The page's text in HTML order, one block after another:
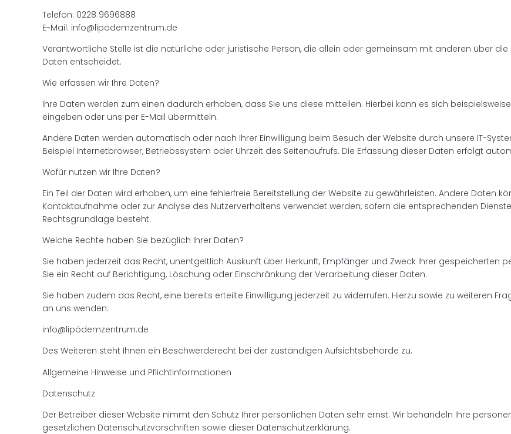
Telefon: 0228 9696888
E-Mail: info@lipödemzentrum.de
Verantwortliche Stelle ist die natürliche oder juristische Person, die allein oder gemeinsam mit anderen über
Daten entscheidet.
Wie erfassen wir Ihre Daten?
Ihre Daten werden zum einen dadurch erhoben, dass Sie uns diese mitteilen. Hierbei kann es sich
eingeben oder uns per E-Mail übermitteln.
Andere Daten werden automatisch oder nach Ihrer Einwilligung beim Besuch der Website durch unsere IT-
Beispiel Internetbrowser, Betriebssystem oder Uhrzeit des Seitenaufrufs. Die Erfassung dieser Daten erfolgt
Wofür nutzen wir Ihre Daten?
Ein Teil der Daten wird erhoben, um eine fehlerfreie Bereitstellung der Website zu gewährleisten. Andere Daten
Kontaktaufnahme oder zur Analyse des Nutzerverhaltens verwendet werden, sofern die entsprechenden
Rechtsgrundlage besteht.
Welche Rechte haben Sie bezüglich Ihrer Daten?
Sie haben jederzeit das Recht, unentgeltlich Auskunft über Herkunft, Empfänger und Zweck Ihrer
Sie ein Recht auf Berichtigung, Löschung oder Einschränkung der Verarbeitung dieser Daten.
Sie haben zudem das Recht, eine bereits erteilte Einwilligung jederzeit zu widerrufen. Hierzu sowie zu weiteren
an uns wenden:
info@lipödemzentrum.de
Des Weiteren steht Ihnen ein Beschwerderecht bei der zuständigen Aufsichtsbehörde zu.
Allgemeine Hinweise und Pflichtinformationen
Datenschutz
Der Betreiber dieser Website nimmt den Schutz Ihrer persönlichen Daten sehr ernst. Wir behandeln Ihre
gesetzlichen Datenschutzvorschriften sowie dieser Datenschutzerklärung.